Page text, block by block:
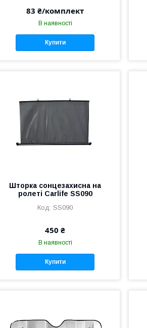
83 ₴/комплект
В наявності
Купити
Шторка сонцезахисна на
ролеті Carlife SS090
SS090
450 ₴
В наявності
Купити